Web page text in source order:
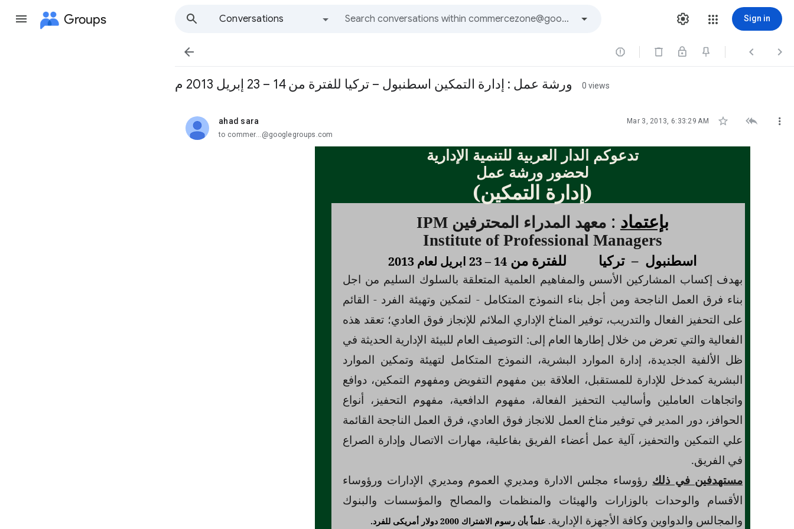
Groups
Conversations
Sign in
   
ورشة عمل : إدارة التمكين اسطنبول – تركيا للفترة من 14 – 23 إبريل 2013 م 0 views
ahad sara
unread, Mar 3, 2013, 6:33:29 AM   
to commer...@googlegroups.com
تدعوكم الدار العربية للتنمية الإدارية
لحضور ورشة عمل
(إدارة التمكين)
بإعتماد : معهد المدراء المحترفينIPM
Institute of Professional Managers
اسطنبول – تركيا للفترة من 14
–
23 ابريل لعام 2013
بهدف إكساب المشاركين الأسس والمفاهيم العلمية المتعلقة بالسلوك السليم من اجل
بناء فرق العمل الناجحة ومن أجل بناء النموذج المتكامل - لتمكين وتهيئة الفرد - القائم
على التحفيز الفعال والتدريب، توفير المناخ الإداري الملائم للإنجاز فوق العادي؛ تعقد هذه
الفعالية والتي تعرض من خلال إطارها العام إلى: التوصيف العام للبيئة الإدارية الحديثة في
ظل الألفية الجديدة، إدارة الموارد البشرية، النموذج المتكامل لتهيئة وتمكين الموارد
البشرية كمدخل للإدارة للمستقبل، العلاقة بين مفهوم التفويض ومفهوم التمكين، دوافع
واتجاهات العاملين وأساليب التحفيز الفعالة، مفهوم الدافعية، مفهوم التحفيز، أنواع
الحوافز، دور المدير في توفير مناخ العمل للانجاز فوق العادي، فرق العمل الناجحة القائمة
علي التمكين والتحفيز، آلية عمل أعضاء الفريق بفاعلية، مهارات الاتصال وإدارة الصراع
في الفريق.
مستهدفين في ذلك رؤوساء مجلس الادارة ومديري العموم ومديري الإدارات ورؤوساء
الأقسام والوحدات بالوزارات والهيئات والمنظمات والمصالح والمؤسسات والبنوك
والمجالس والدواوين وكافة الأجهزة الإدارية. علماً بأن رسوم الاشتراك 2000دولار أمريكى للفرد.